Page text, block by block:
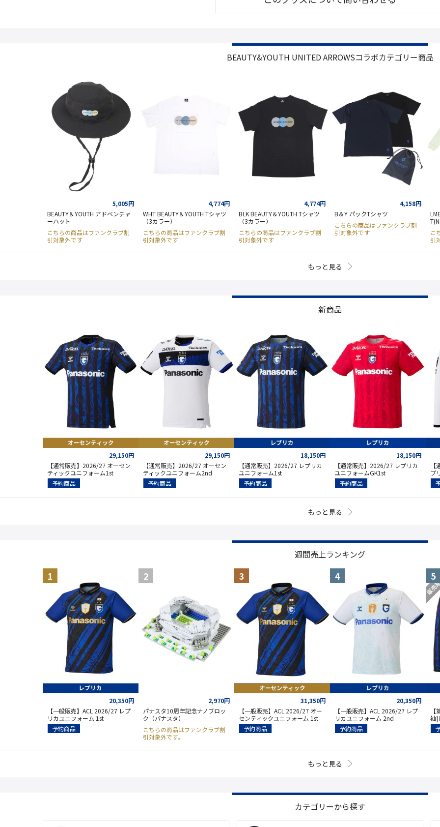
BEAUTY&YOUTH UNITED ARROWSコラボカテゴリー商品
5,005円
BEAUTY＆YOUTH アドベンチャ
ーハット
こちらの商品はファンクラブ割
引対象外です
4,774円
WHT BEAUTY＆YOUTH Tシャツ
（3カラー）
こちらの商品はファンクラブ割
引対象外です
4,774円
BLK BEAUTY＆YOUTH Tシャツ
（3カラー）
こちらの商品はファンクラブ割
引対象外です
4,158円
B＆Y パックTシャツ
こちらの商品はファンクラブ割
引対象外です
こ
引
もっと見る
新商品
29,150円
【通常販売】2026/27 オーセン
ティックユニフォーム1st
予約商品
29,150円
【通常販売】2026/27 オーセン
ティックユニフォーム2nd
予約商品
18,150円
【通常販売】2026/27 レプリカ
ユニフォーム1st
予約商品
18,150円
【通常販売】2026/27 レプリカ
ユニフォームGK1st
予約商品
プ
もっと見る
週間売上ランキング
20,350円
【一般販売】ACL 2026/27 レプ
リカユニフォーム 1st
予約商品
2,970円
パナスタ10周年記念ナノブロッ
ク（パナスタ）
こちらの商品はファンクラブ割
引対象外です。
31,350円
【一般販売】ACL 2026/27 オー
センティックユニフォーム 1st
予約商品
20,350円
【一般販売】ACL 2026/27 レプ
リカユニフォーム 2nd
予約商品
販売
袖]
もっと見る
カテゴリーから探す